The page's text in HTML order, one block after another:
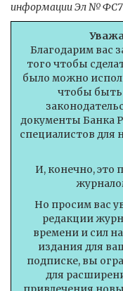
информации Эл №
Благодарим вас
того чтобы
было можно
чтобы быть
документы Банка
специалистов для
И, конечно, это
Но просим вас
редакции
времени и сил
издания для
подписке, вы
для